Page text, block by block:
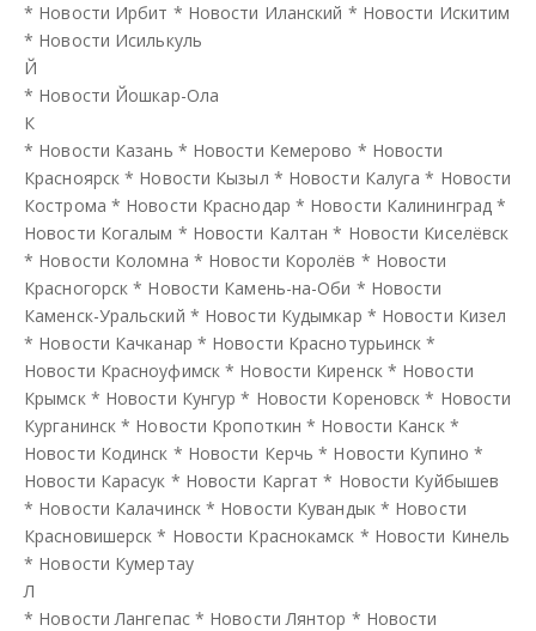
* Новости Ирбит * Новости Иланский * Новости Искитим
* Новости Исилькуль
Й
* Новости Йошкар-Ола
К
* Новости Казань * Новости Кемерово * Новости
Красноярск * Новости Кызыл * Новости Калуга * Новости
Кострома * Новости Краснодар * Новости Калининград *
Новости Когалым * Новости Калтан * Новости Киселёвск
* Новости Коломна * Новости Королёв * Новости
Красногорск * Новости Камень-на-Оби * Новости
Каменск-Уральский * Новости Кудымкар * Новости Кизел
* Новости Качканар * Новости Краснотурьинск *
Новости Красноуфимск * Новости Киренск * Новости
Крымск * Новости Кунгур * Новости Кореновск * Новости
Курганинск * Новости Кропоткин * Новости Канск *
Новости Кодинск * Новости Керчь * Новости Купино *
Новости Карасук * Новости Каргат * Новости Куйбышев
* Новости Калачинск * Новости Кувандык * Новости
Красновишерск * Новости Краснокамск * Новости Кинель
* Новости Кумертау
Л
* Новости Лангепас* Новости Лянтор * Новости